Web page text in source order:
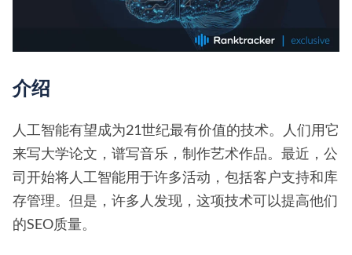
介绍
人工智能有望成为21世纪最有价值的技术。人们用它
来写大学论文，谱写音乐，制作艺术作品。最近，公
司开始将人工智能用于许多活动，包括客户支持和库
存管理。但是，许多人发现，这项技术可以提高他们
的SEO质量。